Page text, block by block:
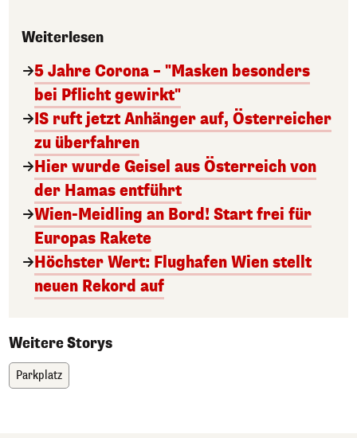
Weiterlesen
5 Jahre Corona – "Masken besonders
bei Pflicht gewirkt"
IS ruft jetzt Anhänger auf, Österreicher
zu überfahren
Hier wurde Geisel aus Österreich von
der Hamas entführt
Wien-Meidling an Bord! Start frei für
Europas Rakete
Höchster Wert: Flughafen Wien stellt
neuen Rekord auf
Weitere Storys
Parkplatz